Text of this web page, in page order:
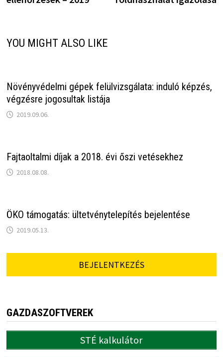
YOU MIGHT ALSO LIKE
Növényvédelmi gépek felülvizsgálata: induló képzés,
végzésre jogosultak listája
2019.09.06.
Fajtaoltalmi díjak a 2018. évi őszi vetésekhez
2018.08.08.
ÖKO támogatás: ültetvénytelepítés bejelentése
2019.05.13.
BEJELENTKEZÉS
GAZDASZOFTVEREK
STÉ kalkulátor